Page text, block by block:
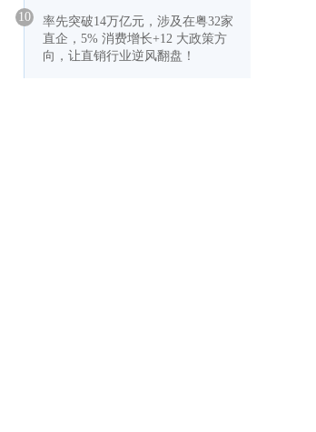
10
率先突破14万亿元，涉及在粤32家
直企，5% 消费增长+12 大政策方
向，让直销行业逆风翻盘！